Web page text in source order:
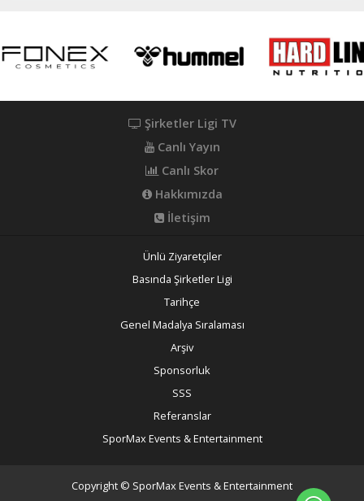
Şirketler Ligi TV
Canlı Yayın
Canlı Skor
Hakkımızda
İletişim
Ünlü Ziyaretçiler
Basında Şirketler Ligi
Tarihçe
Genel Madalya Sıralaması
Arşiv
Sponsorluk
SSS
Referanslar
SporMax Events & Entertainment
Copyright © SporMax Events & Entertainment